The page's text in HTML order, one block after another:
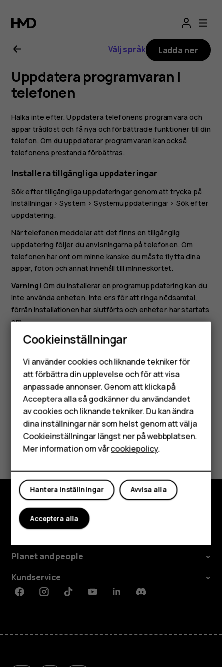
för
Nokia
2.1
Smartphones
Mobiltelefoner
Tillbehör
HMD Terra M
Surfplattor
Välj språk Ladda ner
Uppdatera programvaran i
telefonen
Halka inte efter. Uppdatera telefonens programvara och
appar trådlöst och få nya och förbättrade funktioner till din
telefon. Om du uppdaterar programvaran kan också
telefonens prestanda förbättras.
Installera tillgängliga uppdateringar
Sök efter tillgängliga uppdateringar genom att trycka på
Inställningar>System > Systemuppdateringar > Sök efter
uppdatering.
När telefonen meddelar att det finns en tillgänglig
uppdatering följer du anvisningarna på telefonen. Om
telefonen har ont om minne kanske du måste flytta dina
appar, foton och annat innehåll till minneskortet.
Varning! Om du installerar en programuppdatering kan du
inte använda enheten, inte ens för att ringa nödsamtal,
förrän installationen har slutförts och enheten har startats
om.
Innan du påbörjar anslutningen ska du ansluta en laddare
till Wi-Fi, eftersom uppdateringspaketen kan förbruka
mycket mobildata.
Var detta till hjälp?
Ja Nej
Utforska
Planet and people
Kundservice
FacebookInstagramTiktokYoutubeLinkedinDiscord
Cookieinställningar
Vi använder cookies och liknande tekniker för
att förbättra din upplevelse och för att visa
anpassade annonser. Genom att klicka på
Acceptera alla så godkänner du användandet
av cookies och liknande tekniker. Du kan ändra
dina inställningar när som helst genom att välja
Cookieinställningar längst ner på webbplatsen.
Mer information om vårcookiepolicy.
Avvisa alla
Hantera inställningar
Acceptera alla